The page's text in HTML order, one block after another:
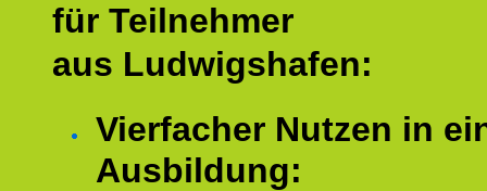
für Teilnehmer
aus Ludwigshafen:
Vierfacher Nutzen in
Ausbildung: